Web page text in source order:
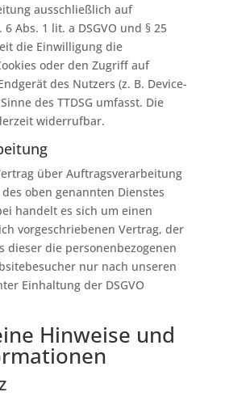
ausschließlich auf
Abs. 1 lit. a DSGVO und § 25
die Einwilligung die
oder den Zugriff auf
des Nutzers (z. B. Device-
des TTDSG umfasst. Die
widerrufbar.
über Auftragsverarbeitung
oben genannten Dienstes
handelt es sich um einen
vorgeschriebenen Vertrag, der
dieser die personenbezogenen
nur nach unseren
Einhaltung der DSGVO
Hinweise und